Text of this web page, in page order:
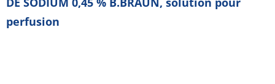
perfusion